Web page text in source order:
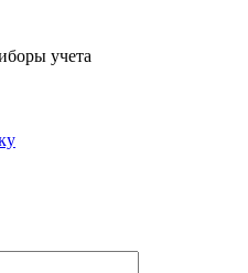
учета